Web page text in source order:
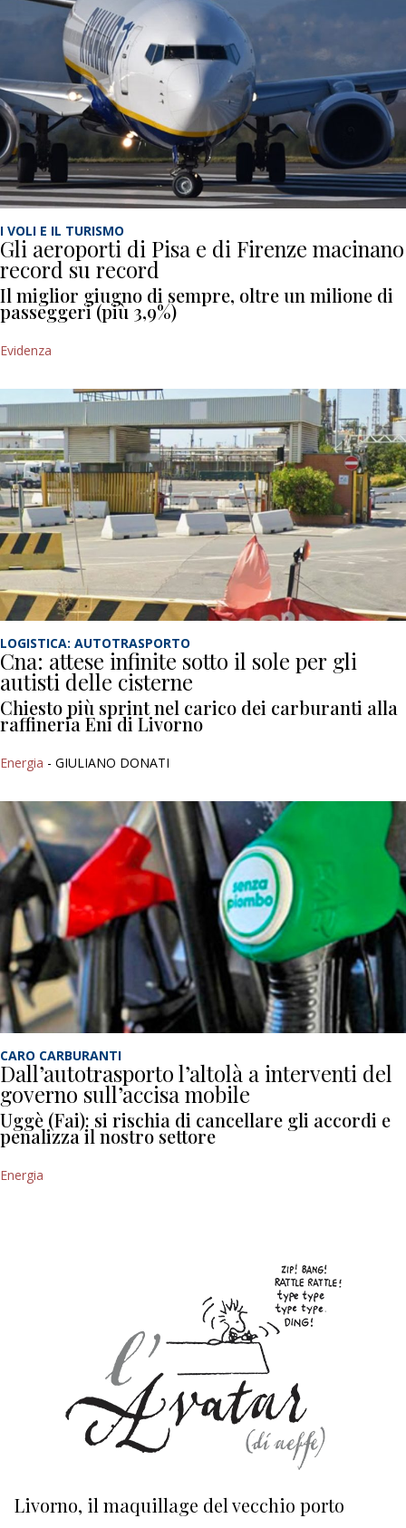
I VOLI E IL TURISMO
Gli aeroporti di Pisa e di Firenze macinano
record su record
Il miglior giugno di sempre, oltre un milione di
passeggeri (più 3,9%)
Evidenza
LOGISTICA: AUTOTRASPORTO
Cna: attese infinite sotto il sole per gli
autisti delle cisterne
Chiesto più sprint nel carico dei carburanti alla
raffineria Eni di Livorno
Energia - GIULIANO DONATI
CARO CARBURANTI
Dall’autotrasporto l’altolà a interventi del
governo sull’accisa mobile
Uggè (Fai): si rischia di cancellare gli accordi e
penalizza il nostro settore
Energia
Livorno, il maquillage del vecchio porto